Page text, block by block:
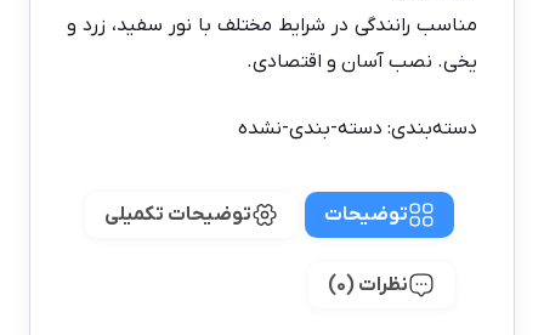
مناسب رانندگی در شرایط مختلف با نور سفید، زرد و
یخی. نصب آسان و اقتصادی.
دسته‌بندی: دسته-بندی-نشده
توضیحات توضیحات تکمیلی
نظرات (0)